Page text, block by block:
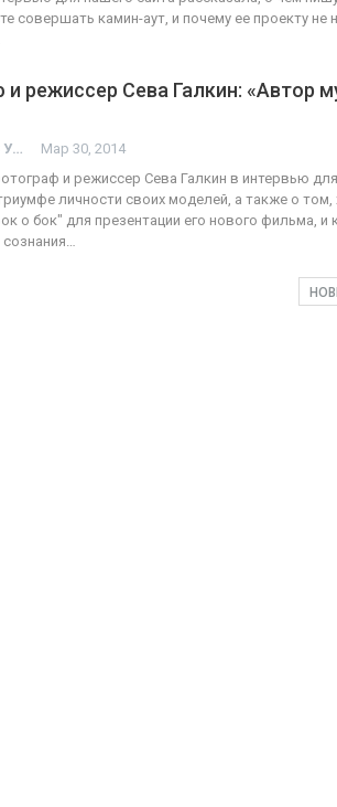
совершать камин-аут, и почему ее проекту не
режиссер Сева Галкин: «Автор
ГЕЙ-АЛЬЯНС УКРАИНА Мар 30, 2014
и режиссер Сева Галкин в интервью
личности своих моделей, а также о
о бок" для презентации его нового фильма, и